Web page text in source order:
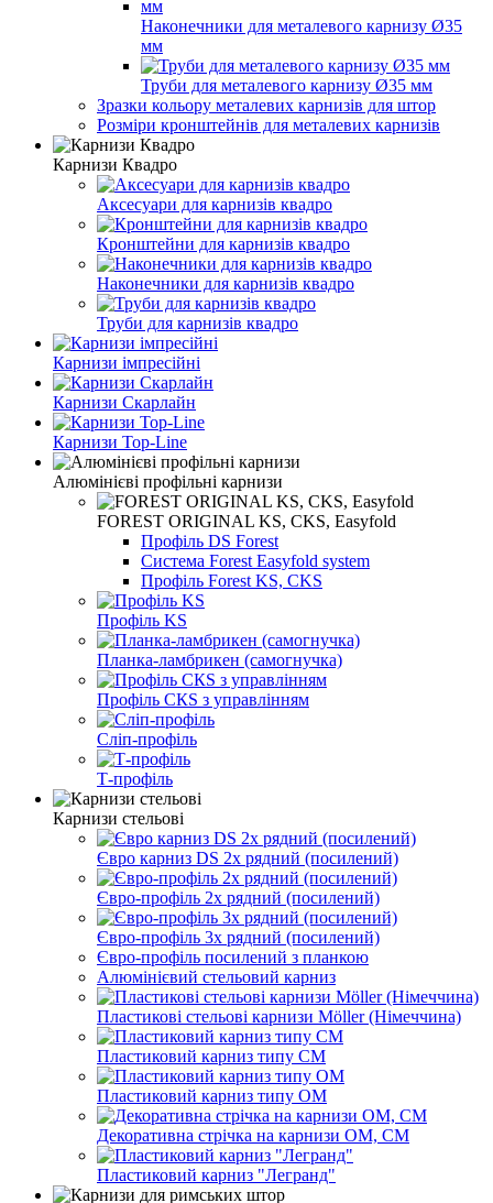
Наконечники для металевого карнизу Ø35
мм
Труби для металевого карнизу Ø35 мм
Зразки кольору металевих карнизів для штор
Розміри кронштейнів для металевих карнизів
Карнизи Квадро
Аксесуари для карнизів квадро
Кронштейни для карнизів квадро
Наконечники для карнизів квадро
Труби для карнизів квадро
Карнизи імпресійні
Карнизи Скарлайн
Карнизи Top-Line
Алюмінієві профільні карнизи
FOREST ORIGINAL KS, CKS, Easyfold
Профіль DS Forest
Система Forest Easyfold system
Профіль Forest KS, CKS
Профіль KS
Планка-ламбрикен (самогнучка)
Профіль СКS з управлінням
Сліп-профіль
Т-профіль
Карнизи стельові
Євро карниз DS 2х рядний (посилений)
Євро-профіль 2х рядний (посилений)
Євро-профіль 3х рядний (посилений)
Євро-профіль посилений з планкою
Алюмінієвий стельовий карниз
Пластикові стельові карнизи Möller (Німеччина)
Пластиковий карниз типу СМ
Пластиковий карниз типу ОМ
Декоративна стрічка на карнизи ОМ, СМ
Пластиковий карниз "Легранд"